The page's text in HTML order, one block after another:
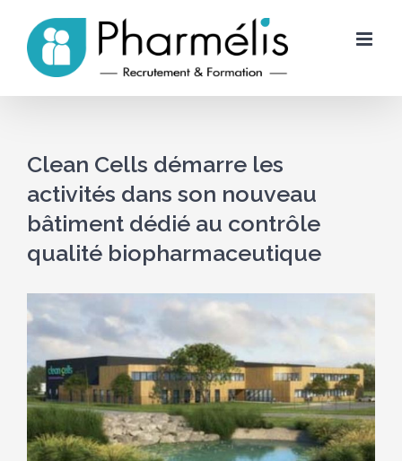
content
Clean Cells démarre les
activités dans son nouveau
bâtiment dédié au contrôle
qualité biopharmaceutique
l'image
agrandie